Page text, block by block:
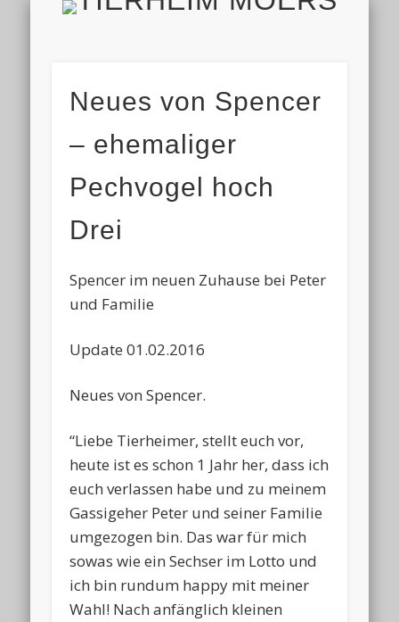
HOME
AKTUELL
ALLE TIERE
HELFEN
TIERHEIM & VEREIN
VIELEN DANK!
IMPRESSUM & DATENSCHUTZ
FINDEFIX
Neues von Spencer
– ehemaliger
Pechvogel hoch
Drei
Spencer im neuen Zuhause bei Peter
und Familie
Update 01.02.2016
Neues von Spencer.
“Liebe Tierheimer, stellt euch vor,
heute ist es schon 1 Jahr her, dass ich
euch verlassen habe und zu meinem
Gassigeher Peter und seiner Familie
umgezogen bin. Das war für mich
sowas wie ein Sechser im Lotto und
ich bin rundum happy mit meiner
Wahl! Nach anfänglich kleinen